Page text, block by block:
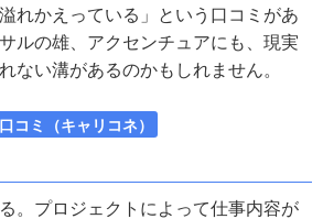
れかえっている」という口コミがあ
ルの雄、アクセンチュアにも、現実
ない溝があるのかもしれません。
コミ（キャリコネ）
。プロジェクトによって仕事内容が